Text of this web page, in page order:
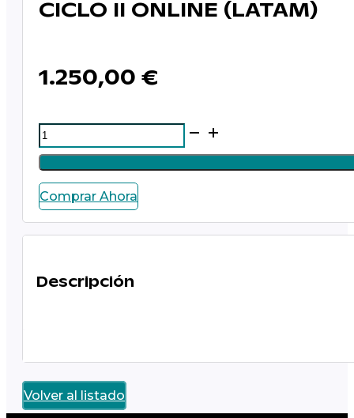
CICLO II ONLINE (LATAM)
1.250,00 €
CICLO
II
ONLINE
(LATAM)
cantidad
Comprar Ahora
Descripción
Volver al listado